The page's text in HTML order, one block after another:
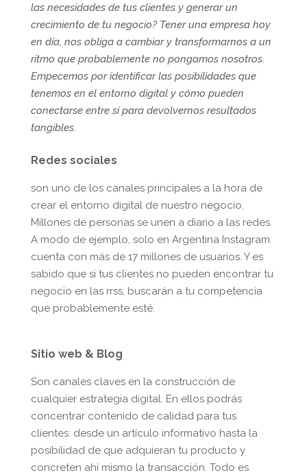
las necesidades de tus clientes y generar un
crecimiento de tu negocio? Tener una empresa hoy
en día, nos obliga a cambiar y transformarnos a un
ritmo que probablemente no pongamos nosotros.
Empecemos por identificar las posibilidades que
tenemos en el entorno digital y cómo pueden
conectarse entre sí para devolvernos resultados
tangibles.
Redes sociales
son uno de los canales principales a la hora de
crear el entorno digital de nuestro negocio.
Millones de personas se unen a diario a las redes.
A modo de ejemplo, solo en Argentina Instagram
cuenta con más de 17 millones de usuarios. Y es
sabido que si tus clientes no pueden encontrar tu
negocio en las rrss, buscarán a tu competencia
que probablemente esté.
Sitio web & Blog
Son canales claves en la construcción de
cualquier estrategia digital. En ellos podrás
concentrar contenido de calidad para tus
clientes: desde un artículo informativo hasta la
posibilidad de que adquieran tu producto y
concreten ahí mismo la transacción. Todo es